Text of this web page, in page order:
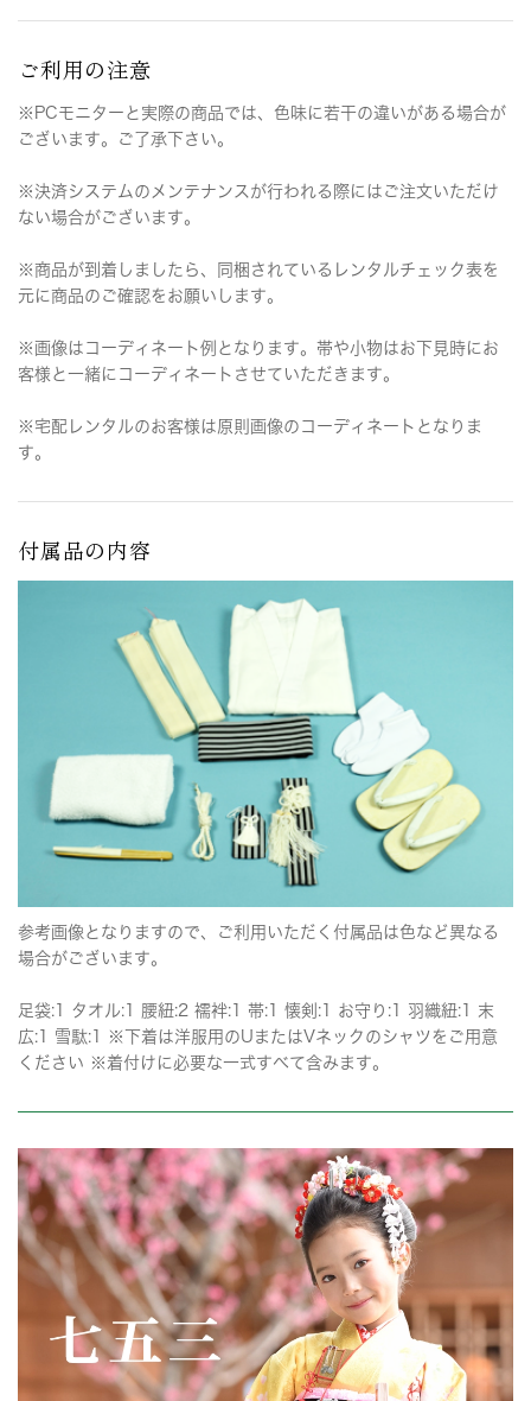
ご利用の注意
※PCモニターと実際の商品では、色味に若干の違いがある場合が
ございます。ご了承下さい。
※決済システムのメンテナンスが行われる際にはご注文いただけ
ない場合がございます。
※商品が到着しましたら、同梱されているレンタルチェック表を
元に商品のご確認をお願いします。
※画像はコーディネート例となります。帯や小物はお下見時にお
客様と一緒にコーディネートさせていただきます。
※宅配レンタルのお客様は原則画像のコーディネートとなりま
す。
付属品の内容
参考画像となりますので、ご利用いただく付属品は色など異なる
場合がございます。
足袋:1 タオル:1 腰紐:2 襦袢:1 帯:1 懐剣:1 お守り:1 羽織紐:1 末
広:1 雪駄:1 ※下着は洋服用のUまたはVネックのシャツをご用意
ください ※着付けに必要な一式すべて含みます。